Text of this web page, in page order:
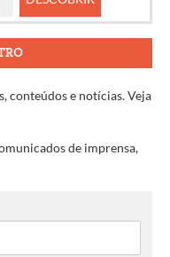
conteúdos e notícias. Veja
de imprensa,